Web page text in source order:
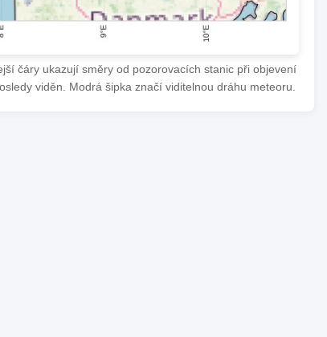
čáry ukazují směry od pozorovacích stanic při objevení
viděn. Modrá šipka značí viditelnou dráhu meteoru.